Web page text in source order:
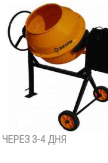
ЧЕРЕЗ 3-4 ДНЯ